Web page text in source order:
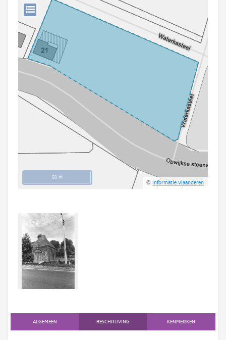
50 m
©Informatie Vlaanderen
ALGEMEEN BESCHRIJVING KENMERKEN